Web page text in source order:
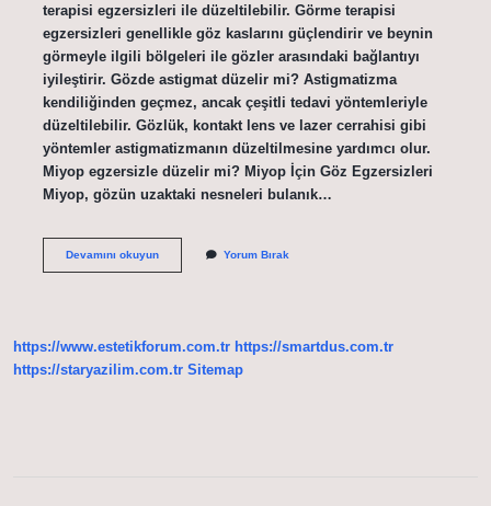
terapisi egzersizleri ile düzeltilebilir. Görme terapisi
egzersizleri genellikle göz kaslarını güçlendirir ve beynin
görmeyle ilgili bölgeleri ile gözler arasındaki bağlantıyı
iyileştirir. Gözde astigmat düzelir mi? Astigmatizma
kendiliğinden geçmez, ancak çeşitli tedavi yöntemleriyle
düzeltilebilir. Gözlük, kontakt lens ve lazer cerrahisi gibi
yöntemler astigmatizmanın düzeltilmesine yardımcı olur.
Miyop egzersizle düzelir mi? Miyop İçin Göz Egzersizleri
Miyop, gözün uzaktaki nesneleri bulanık…
Devamını okuyunAstigmat
Yorum Bırak
https://www.estetikforum.com.tr https://smartdus.com.tr
https://staryazilim.com.tr Sitemap